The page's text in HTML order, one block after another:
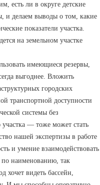
есть ли в округе детские
и делаем выводы о том, какие
показатели участка.
на земельном участке
имеющиеся резервы,
выгоднее. Вложить
городских
транспортной доступности
системы без
участка — тоже может стать
нашей экспертизы в работе
и умение взаимодействовать
по наименованию, так
хочет видеть бассейн,